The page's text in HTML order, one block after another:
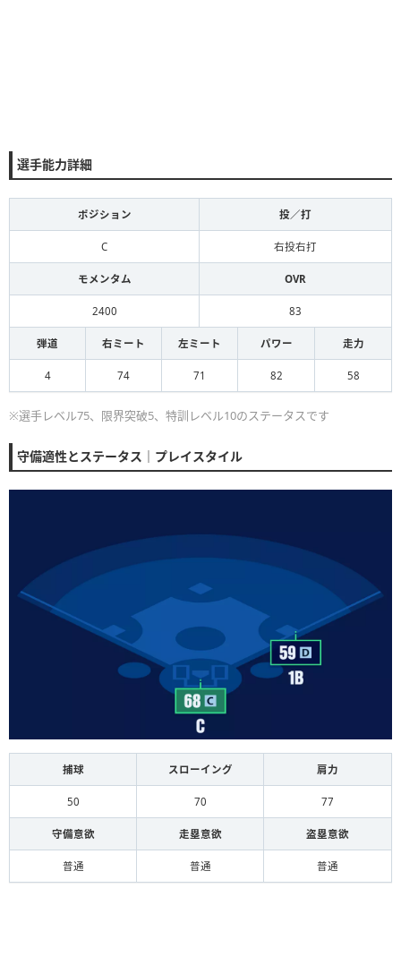
選手能力詳細
ポジション 投／打
C 右投右打
モメンタム OVR
2400 83
弾道 右ミート 左ミート パワー 走力
4 74 71 82 58
※選手レベル75、限界突破5、特訓レベル10のステータスです
守備適性とステータス｜プレイスタイル
捕球 スローイング 肩力
50 70 77
守備意欲 走塁意欲 盗塁意欲
普通 普通 普通